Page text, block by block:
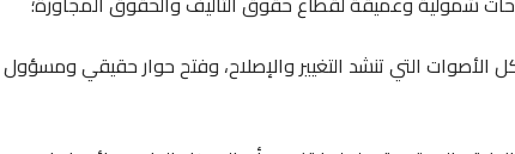
الأصوات التي تنشد التغيير والإصلاح، وفتح حوار حقيقي ومسؤول